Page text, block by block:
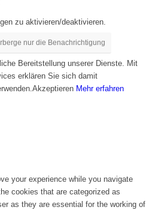
zu aktivieren/deaktivieren.
nur die Benachrichtigung
Bereitstellung unserer Dienste. Mit
erklären Sie sich damit
Akzeptieren Mehr erfahren
your experience while you navigate
cookies that are categorized as
as they are essential for the working of